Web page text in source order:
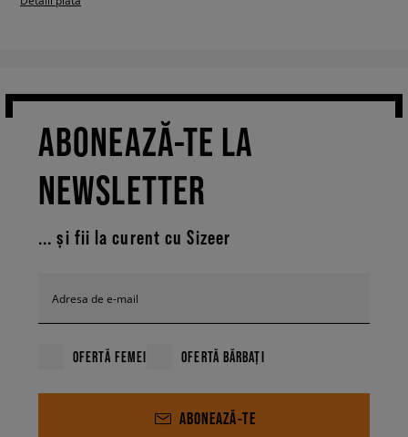
ABONEAZĂ-TE LA
NEWSLETTER
... și fii la curent cu Sizeer
Adresa de e-mail
OFERTĂ FEMEI OFERTĂ BĂRBAȚI
ABONEAZĂ-TE